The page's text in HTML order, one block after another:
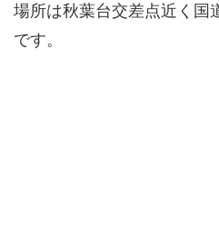
場所は秋葉台交差点近く国
です。